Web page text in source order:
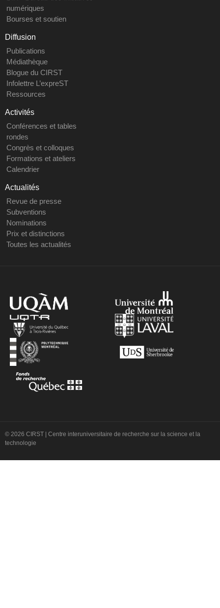
numériques
Bourses et soutien
Diffusion
Publications
Médiathèque
Blogue du CIRST
Infolettre L’expreST
Ressources
Activités
Conférences et tables
rondes
Congrès et colloques
Formations et ateliers
Calendrier
Actualités
Revue de presse
Subventions
Nominations
Prix et distinctions
Toutes les actualités
© 2026 CIRST | Centre interuniversitaire de recherche sur la science et la
technologie